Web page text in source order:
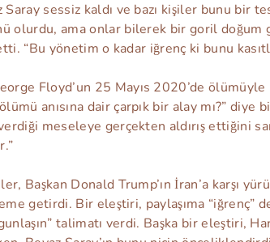
Saray sessiz kaldı ve bazı kişiler bunu bir
olurdu, ama onlar bilerek bir goril doğum
“Bu yönetim o kadar iğrenç ki bunu
Floyd’un 25 Mayıs 2020’de
anısına dair çarpık bir alay mı?” diye
meseleye gerçekten aldırış ettiğini
Başkan Donald Trump’ın İran’a karşı
getirdi. Bir eleştiri, paylaşıma “iğrenç”
talimatı verdi. Başka bir eleştiri,